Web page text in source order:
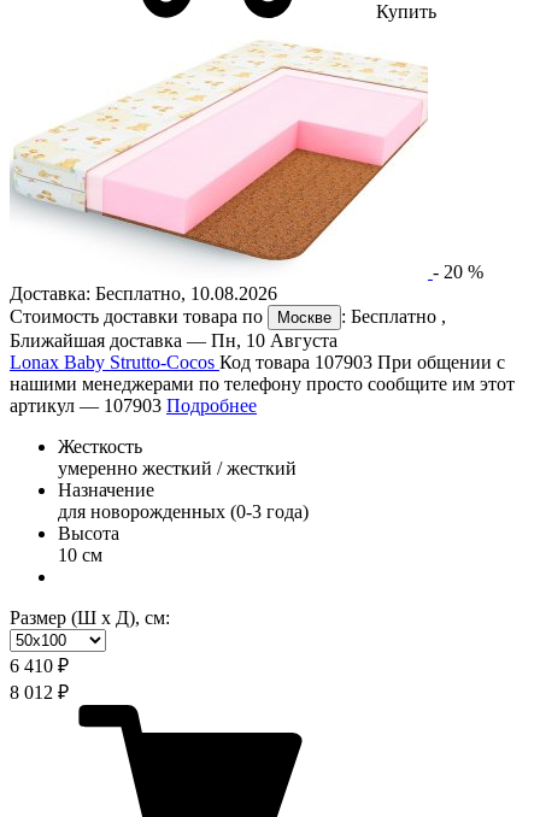
Купить
- 20 %
Доставка: Бесплатно, 10.08.2026
Стоимость доставки товара по
Москве : Бесплатно ,
Ближайшая доставка — Пн, 10 Августа
Lonax Baby Strutto-Cocos Код товара 107903 При общении с
нашими менеджерами по телефону просто сообщите им этот
артикул — 107903 Подробнее
Жесткость
умеренно жесткий / жесткий
Назначение
для новорожденных (0-3 года)
Высота
10 см
Размер (Ш х Д), см:
6 410 ₽
8 012 ₽